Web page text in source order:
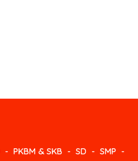
PKBM & SKB SD
SMP